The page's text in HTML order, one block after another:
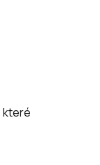
které